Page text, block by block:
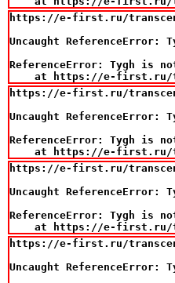
https://e-first.ru/
Uncaught ReferenceError:
ReferenceError: Tygh is
at https://e-
https://e-first.ru/
Uncaught ReferenceError:
ReferenceError: Tygh is
at https://e-
https://e-first.ru/
Uncaught ReferenceError:
ReferenceError: Tygh is
at https://e-
https://e-first.ru/
Uncaught ReferenceError: